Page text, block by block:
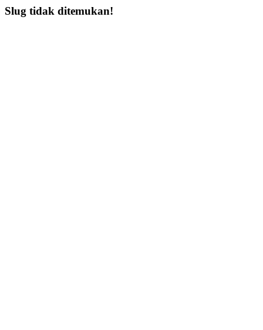
Slug tidak ditemukan!